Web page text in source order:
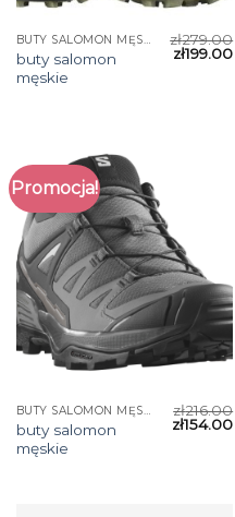
BUTY SALOMON MĘSKIE
buty salomon
męskie
zł279.00
zł199.00
Promocja!
BUTY SALOMON MĘSKIE
buty salomon
męskie
zł216.00
zł154.00